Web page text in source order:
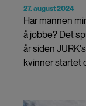
27. august 2024
Har mannen
å jobbe? Det
år siden
kvinner startet